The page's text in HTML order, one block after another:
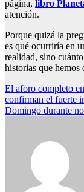
página, libro
atención.
Porque quizá la
es qué ocurriría en
realidad, sino
historias que hemos
Navegación
de
El aforo completo
confirman el fuerte
Domingo durante